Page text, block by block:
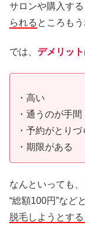
サロンや購入する
られる ところも
では、 デメリット
・高い
・通うのが手間
・予約がとりづ
・期限がある
なんといっても
“総額100円”など
脱毛しようとする